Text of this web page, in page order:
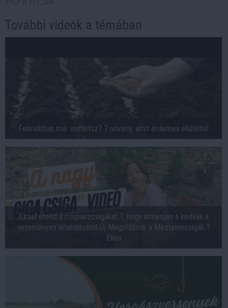
További videók a témában
Februárban már vethetsz? 7 növény, amit érdemes elültetni!
Ezzel etesd a csupaszcsigákat ?, hogy elmenjen a kedvük a
veteményes letarolásától Új Megoldások a Meztelencsigák ?
Ellen